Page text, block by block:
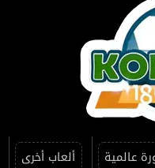
عالمية ألعاب أخرى